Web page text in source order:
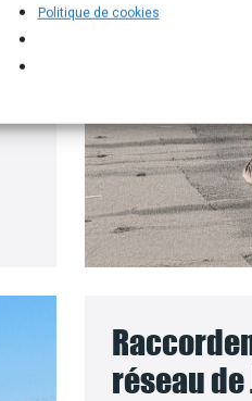
Politique de cookies
réseau